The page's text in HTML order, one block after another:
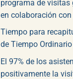
programa de
en colaboración con
Tiempo para
de Tiempo Ordinario
El 97% de los
positivamente la